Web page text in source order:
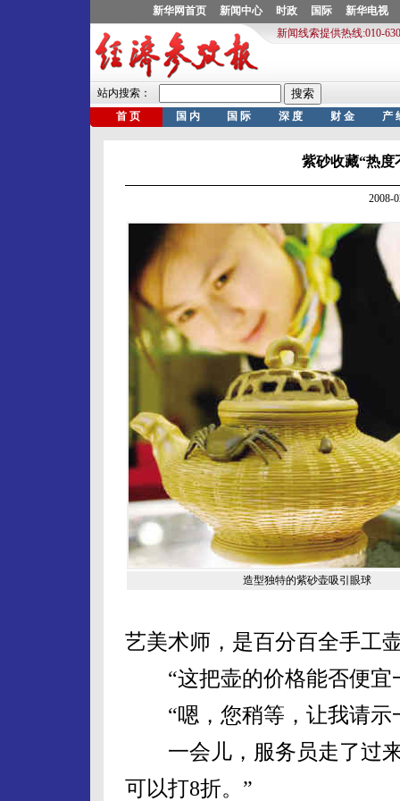
紫砂收藏“热
2008-
造型独特的紫砂壶吸引眼球
艺美术师，是百分百全手工
“这把壶的价格能否便宜
“嗯，您稍等，让我请示
一会儿，服务员走了过来
可以打8折。”